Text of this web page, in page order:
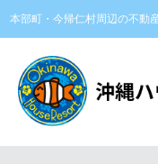
本部町・今帰仁村周辺の不動